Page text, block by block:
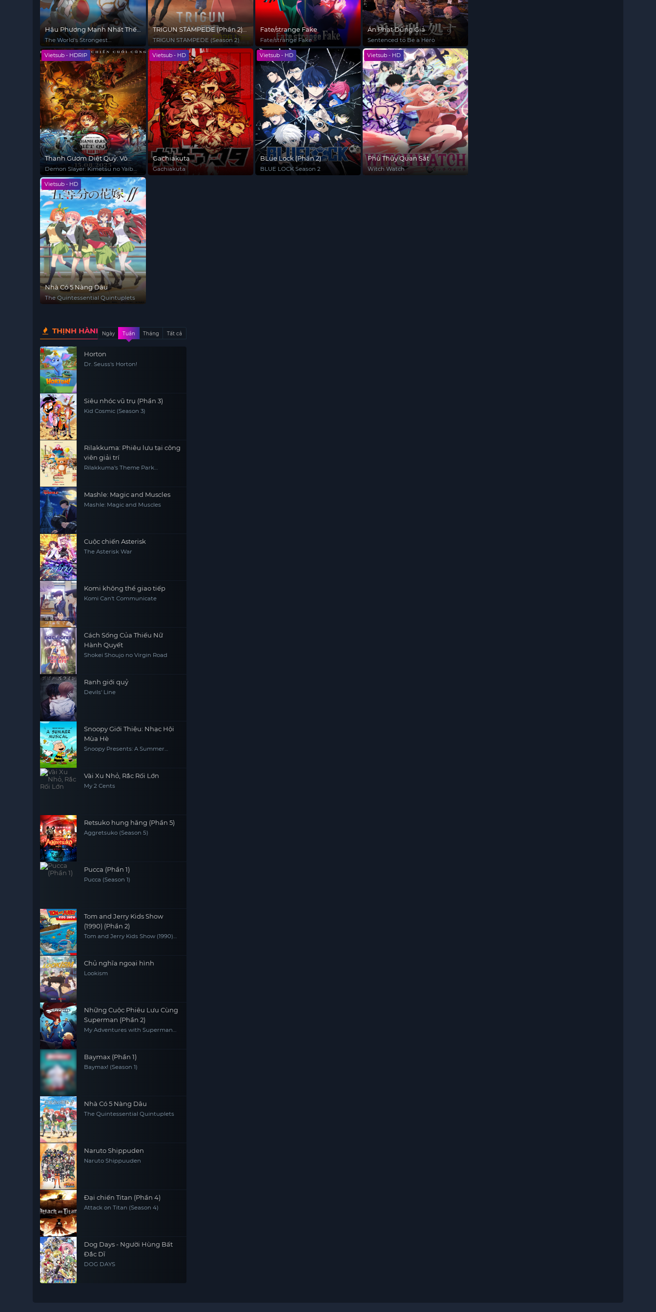
Hậu Phương Mạnh Nhất Thế
Giới - Nhà Khai Phá Tân Binh
Của Vương Quốc Mê Cung
The World's Strongest
Rearguard
TRIGUN STAMPEDE (Phần 2)
Stargaze
TRIGUN STAMPEDE (Season 2)
Fate/strange Fake
Fate/strange Fake
Án Phạt Dũng Giả
Sentenced to Be a Hero
Vietsub - HDRIP
Thanh Gươm Diệt Quỷ: Vô
Hạn Thành
Demon Slayer: Kimetsu no Yaiba
Infinity Castle
Vietsub - HD
Gachiakuta
Gachiakuta
Vietsub - HD
BLue Lock (Phần 2)
BLUE LOCK Season 2
Vietsub - HD
Phù Thủy Quan Sát
Witch Watch
Vietsub - HD
Nhà Có 5 Nàng Dâu
The Quintessential Quintuplets
THỊNH HÀNHNgày Tuần Tháng Tất cả
Horton
Dr. Seuss's Horton!
Siêu nhóc vũ trụ (Phần 3)
Kid Cosmic (Season 3)
Rilakkuma: Phiêu lưu tại công
viên giải trí
Rilakkuma's Theme Park
Mashle: Magic and Muscles
Mashle: Magic and Muscles
Cuộc chiến Asterisk
The Asterisk War
Komi không thể giao tiếp
Komi Can't Communicate
Cách Sống Của Thiếu Nữ
Hành Quyết
Shokei Shoujo no Virgin Road
Ranh giới quỷ
Devils' Line
Snoopy Giới Thiệu: Nhạc Hội
Mùa Hè
Snoopy Presents: A Summer
Vài Xu Nhỏ, Rắc Rối Lớn
My 2 Cents
Retsuko hung hăng (Phần 5)
Aggretsuko (Season 5)
Pucca (Phần 1)
Pucca (Season 1)
Tom and Jerry Kids Show
(1990) (Phần 2)
Tom and Jerry Kids Show (1990)
Chủ nghĩa ngoại hình
Lookism
Những Cuộc Phiêu Lưu Cùng
Superman (Phần 2)
My Adventures with Superman
Baymax (Phần 1)
Baymax! (Season 1)
Nhà Có 5 Nàng Dâu
The Quintessential Quintuplets
Naruto Shippuden
Naruto Shippuuden
Đại chiến Titan (Phần 4)
Attack on Titan (Season 4)
Dog Days - Người Hùng Bất
Đắc Dĩ
DOG DAYS